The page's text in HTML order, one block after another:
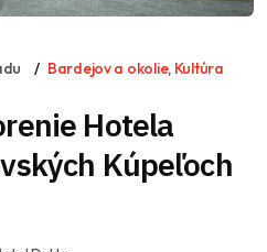
Bardejov a okolie, Kultúra
Hotela
Kúpeľoch